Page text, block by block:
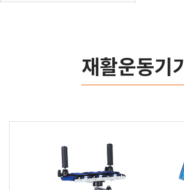
재활운동기기